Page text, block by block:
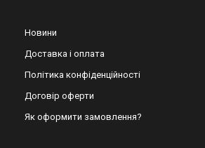
Новини
Доставка і оплата
Політика конфіденційності
Договір оферти
Як оформити замовлення?